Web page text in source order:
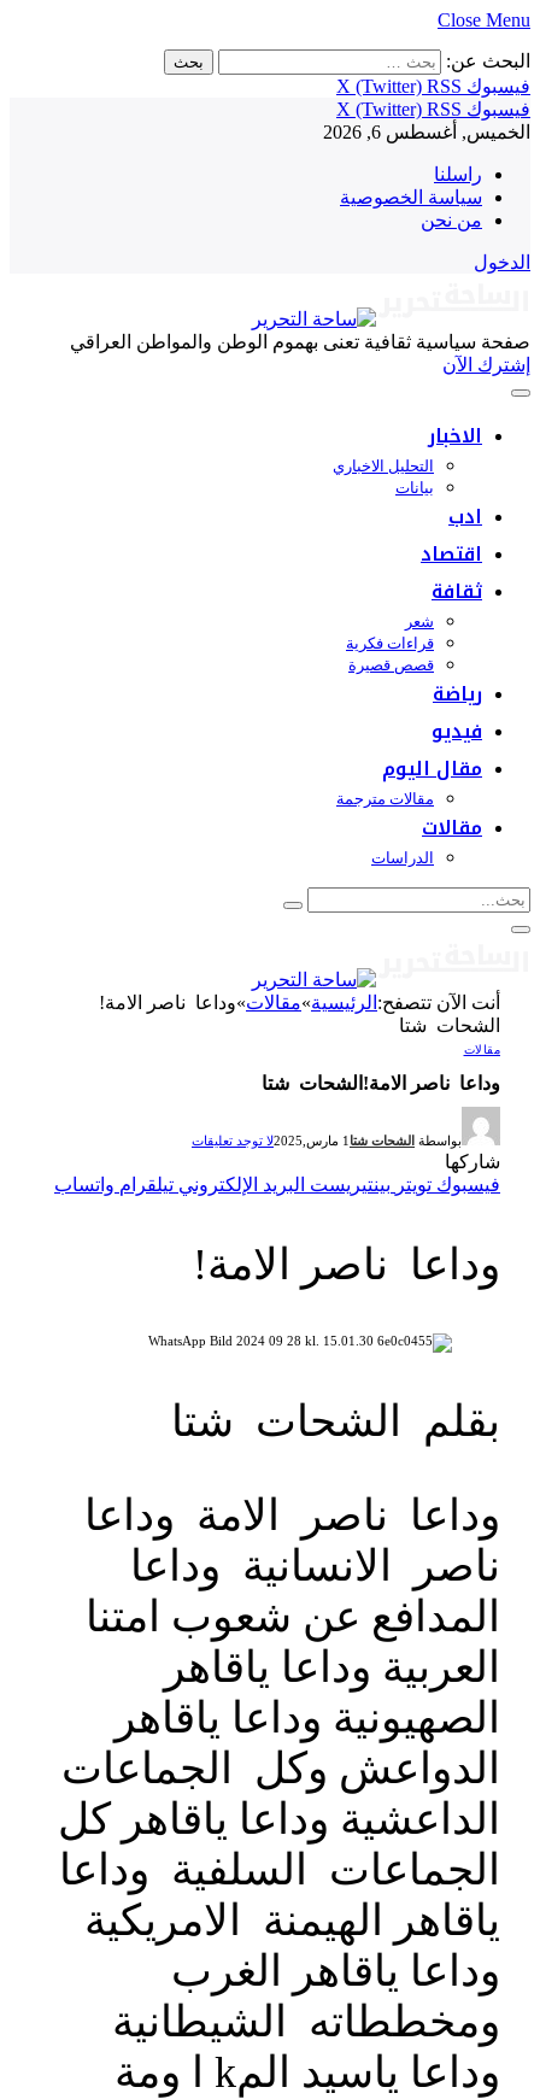
Close Menu
البحث عن:
فيسبوك
X (Twitter) RSS
فيسبوك
X (Twitter) RSS
الخميس, أغسطس 6, 2026
راسلنا
سياسة الخصوصية
من نحن
الدخول
صفحة سياسية ثقافية تعنى بهموم الوطن والمواطن العراقي
إشترك الآن
الاخبار
التحليل الاخباري
بيانات
ادب
اقتصاد
ثقافة
شعر
قراءات فكرية
قصص قصيرة
رياضة
فيديو
مقال اليوم
مقالات مترجمة
مقالات
الدراسات
أنت الآن تتصفح:الرئيسية»مقالات»وداعا ناصر الامة!
الشحات شتا
مقالات
وداعا ناصر الامة!الشحات شتا
بواسطة الشحات شتا1 مارس,2025 لا توجد تعليقات
شاركها
فيسبوك تويتر بينتيريست البريد الإلكتروني تيلقرام واتساب
وداعا ناصر الامة!
بقلم الشحات شتا
وداعا ناصر الامة وداعا
ناصر الانسانية وداعا
المدافع عن شعوب امتنا
العربية وداعا ياقاهر
الصهيونية وداعا ياقاهر
الدواعش وكل الجماعات
الداعشية وداعا ياقاهر كل
الجماعات السلفية وداعا
ياقاهر الهيمنة الامريكية
وداعا ياقاهر الغرب
ومخططاته الشيطانية
وداعا ياسيد المk ا ومة